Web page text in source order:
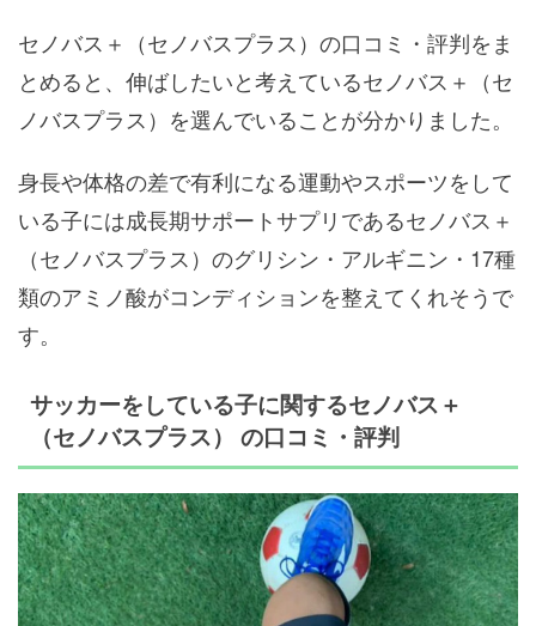
セノバス＋（セノバスプラス）の口コミ・評判をま
とめると、伸ばしたいと考えているセノバス＋（セ
ノバスプラス）を選んでいることが分かりました。
身長や体格の差で有利になる運動やスポーツをして
いる子には成長期サポートサプリであるセノバス＋
（セノバスプラス）のグリシン・アルギニン・17種
類のアミノ酸がコンディションを整えてくれそうで
す。
サッカーをしている子に関するセノバス＋
（セノバスプラス） の口コミ・評判